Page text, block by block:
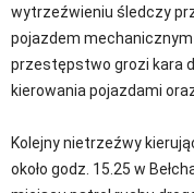
wytrzeźwieniu śledczy
pojazdem
przestępstwo grozi kara
kierowania pojazdami
Kolejny nietrzeźwy
około godz. 15.25 w